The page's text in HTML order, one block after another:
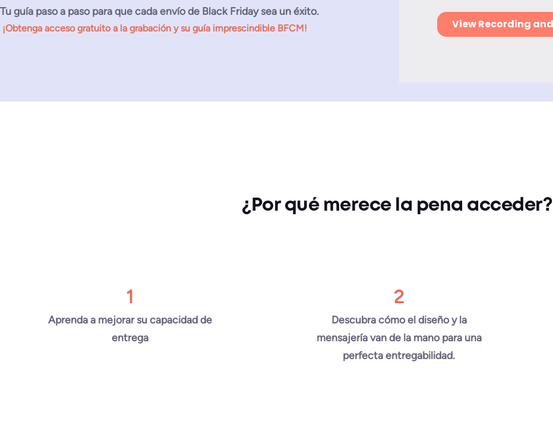
Tu guía paso a paso para que cada envío de Black Friday sea un éxito.
¡Obtenga acceso gratuito a la grabación y su guía imprescindible BFCM!
¿Por qué merece la pena acceder?
1
Aprenda a mejorar su capacidad de
entrega
2
Descubra cómo el diseño y la
mensajería van de la mano para una
perfecta entregabilidad.